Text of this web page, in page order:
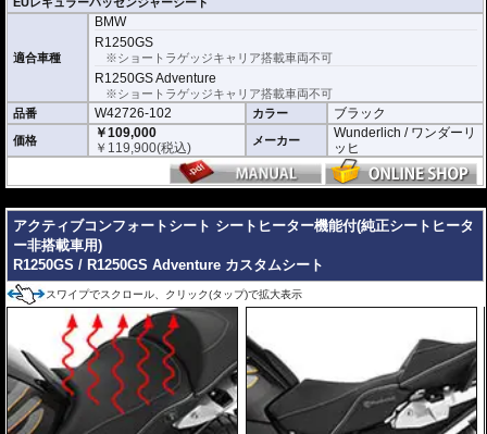
適合車種
BMW
R1250GS
※ショートラゲッジキャリア搭載車両不可
R1250GS Adventure
※ショートラゲッジキャリア搭載車両不可
品番
W42726-102 カラー ブラック
価格
￥109,000
￥ 119,900(税込) メーカー
Wunderlich / ワンダーリ
ッヒ
アクティブコンフォートシート シートヒーター機能付(純正シートヒータ
ー非搭載車用)
R1250GS / R1250GS Adventure カスタムシート
スワイプでスクロール、クリック(タップ)で拡大表示